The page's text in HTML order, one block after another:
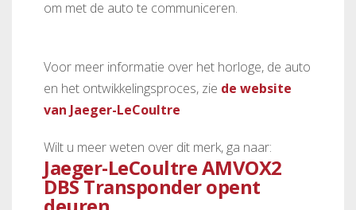
om met de auto te communiceren.
Voor meer informatie over het horloge, de auto
en het ontwikkelingsproces, zie de website
van Jaeger-LeCoultre
Wilt u meer weten over dit merk, ga naar:
Jaeger-LeCoultre AMVOX2
DBS Transponder opent